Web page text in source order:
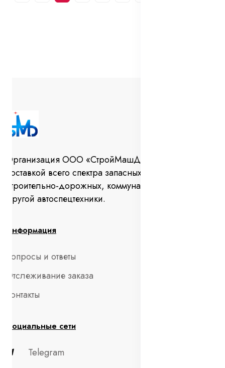
Организация ООО «СтройМашДеталь» занимается
поставкой всего спектра запасных частей для
строительно-дорожных, коммунальных машин и
другой автоспецтехники.
Информация
Вопросы и ответы
Отслеживание заказа
Контакты
Социальные сети
Telegram